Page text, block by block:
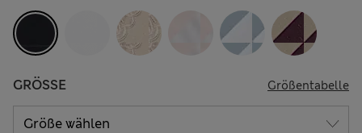
GRÖSSE Größentabelle